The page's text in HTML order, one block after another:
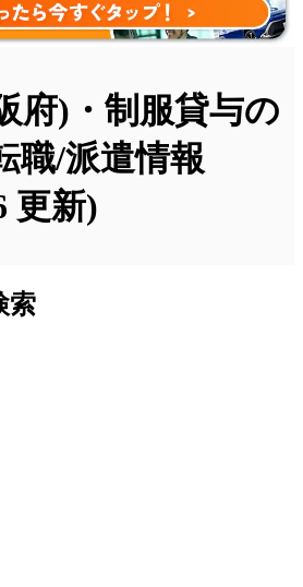
府)・制服貸与の
職/派遣情報
更新)
索